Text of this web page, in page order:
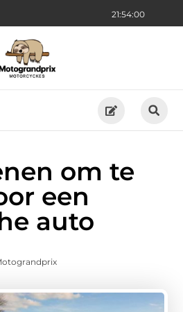
21:54:02
om te
een
auto